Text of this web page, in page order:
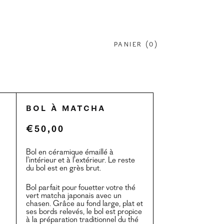
PANIER (0 )
Bol à matcha
€ 50,00
Bol en céramique émaillé à
l’intérieur et à l’extérieur. Le reste
du bol est en grès brut.
Bol parfait pour fouetter votre thé
vert matcha japonais avec un
chasen. Grâce au fond large, plat et
ses bords relevés, le bol est propice
à la préparation traditionnel du thé